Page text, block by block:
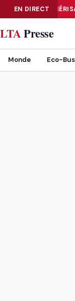
EN DIRECT
NUMÉRISATION : LE
LTAPresse
Monde Eco-